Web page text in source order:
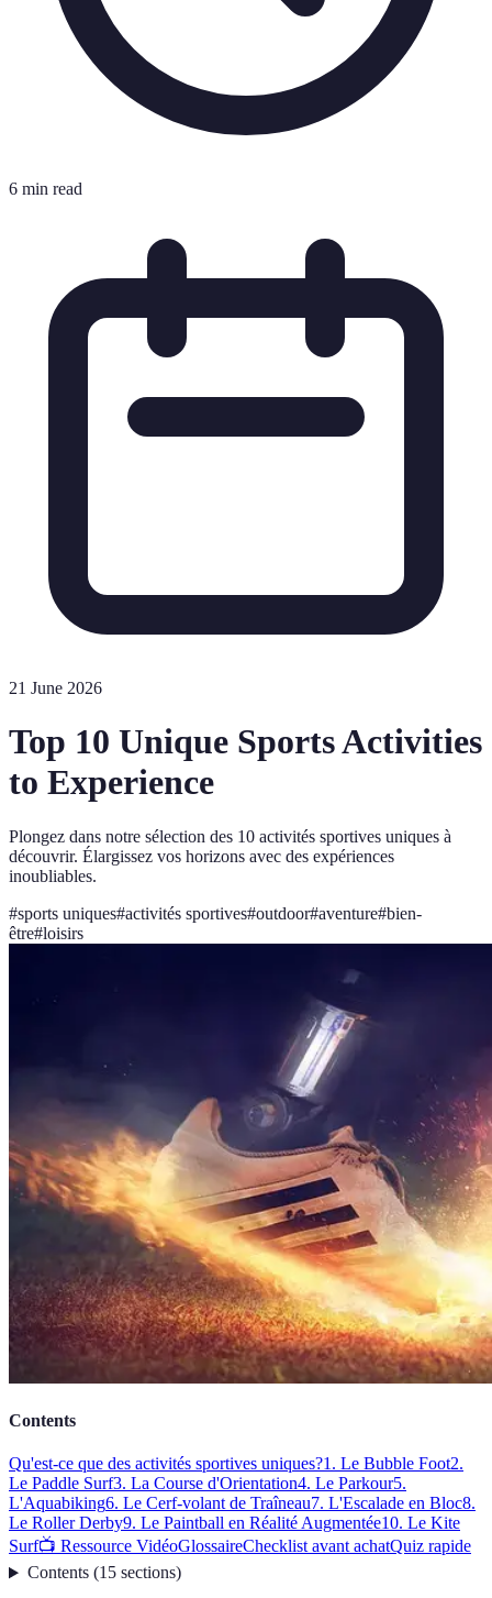
6 min read
21 June 2026
Top 10 Unique Sports Activities
to Experience
Plongez dans notre sélection des 10 activités sportives uniques à
découvrir. Élargissez vos horizons avec des expériences
inoubliables.
#sports uniques#activités sportives#outdoor#aventure#bien-
être#loisirs
Contents
Qu'est-ce que des activités sportives uniques?1. Le Bubble Foot2.
Le Paddle Surf3. La Course d'Orientation4. Le Parkour5.
L'Aquabiking6. Le Cerf-volant de Traîneau7. L'Escalade en Bloc8.
Le Roller Derby9. Le Paintball en Réalité Augmentée10. Le Kite
Surf📺 Ressource VidéoGlossaireChecklist avant achatQuiz rapide
Contents(15 sections)